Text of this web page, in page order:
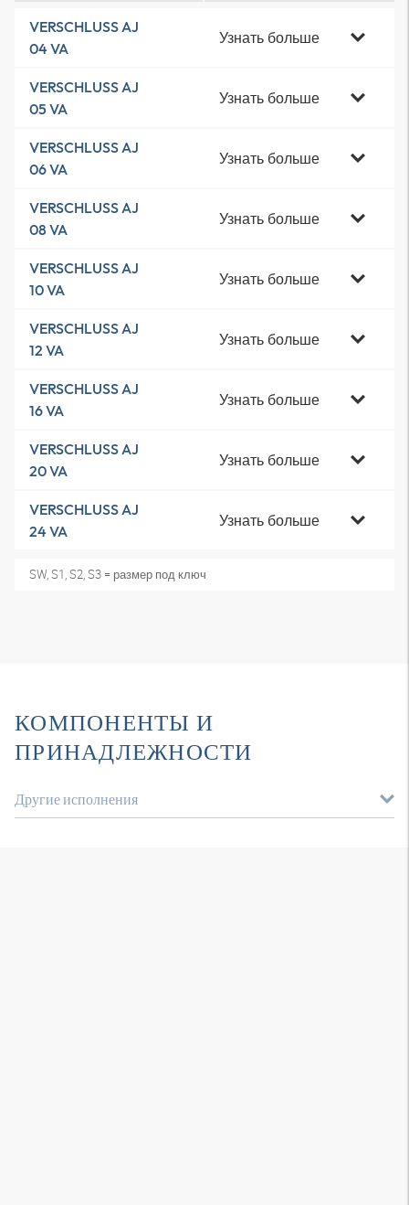
VERSCHLUSS AJ
04 VA
Узнать больше
VERSCHLUSS AJ
05 VA
Узнать больше
VERSCHLUSS AJ
06 VA
Узнать больше
VERSCHLUSS AJ
08 VA
Узнать больше
VERSCHLUSS AJ
10 VA
Узнать больше
VERSCHLUSS AJ
12 VA
Узнать больше
VERSCHLUSS AJ
16 VA
Узнать больше
VERSCHLUSS AJ
20 VA
Узнать больше
VERSCHLUSS AJ
24 VA
Узнать больше
SW, S1, S2, S3 = размер под ключ
КОМПОНЕНТЫ И
ПРИНАДЛЕЖНОСТИ
Другие исполнения